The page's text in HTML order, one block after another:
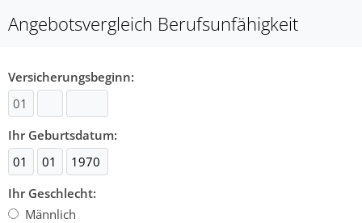
Angebotsvergleich Berufsunfähigkeit
Versicherungsbeginn:
Ihr Geburtsdatum:
Ihr Geschlecht:
Männlich